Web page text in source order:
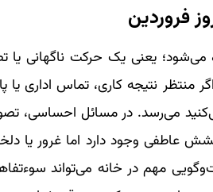
فروردین
می‌شود؛ یعنی یک حرکت ناگهانی
منتظر نتیجه کاری، تماس اداری
می‌رسد. در مسائل احساسی،
وجود دارد اما غرور یا
مهم در خانه می‌تواند